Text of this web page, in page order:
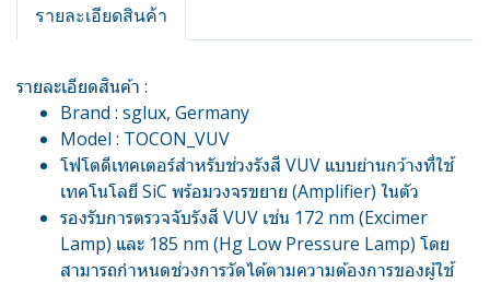
รายละเอียดสินค้า
รายละเอียดสินค้า :
Brand : sglux, Germany
Model : TOCON_VUV
โฟโตดีเทคเตอร์สำหรับช่วงรังสี VUV แบบย่านกว้างที่ใช้
เทคโนโลยี SiC พร้อมวงจรขยาย (Amplifier) ในตัว
รองรับการตรวจจับรังสี VUV เช่น 172 nm (Excimer
Lamp) และ 185 nm (Hg Low Pressure Lamp) โดย
สามารถกำหนดช่วงการวัดได้ตามความต้องการของผู้ใช้